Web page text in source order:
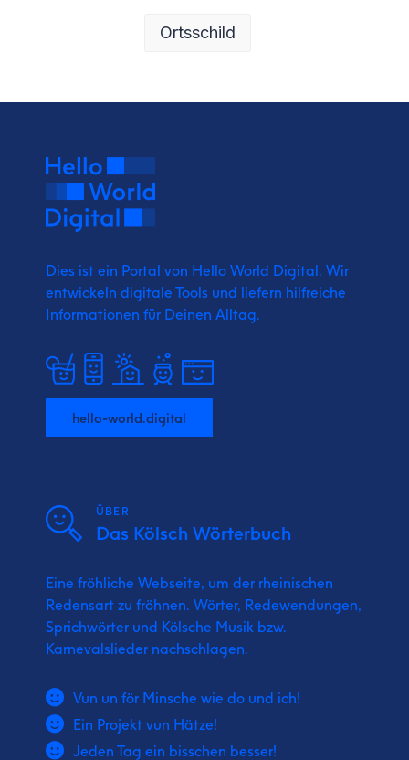
Ortsschild
Dies ist ein Portal von Hello World Digital. Wir
entwickeln digitale Tools und liefern hilfreiche
Informationen für Deinen Alltag.
hello-world.digital
ÜBER
Das Kölsch Wörterbuch
Eine fröhliche Webseite, um der rheinischen
Redensart zu fröhnen. Wörter, Redewendungen,
Sprichwörter und Kölsche Musik bzw.
Karnevalslieder nachschlagen.
Vun un för Minsche wie do und ich!
Ein Projekt vun Hätze!
Jeden Tag ein bisschen besser!